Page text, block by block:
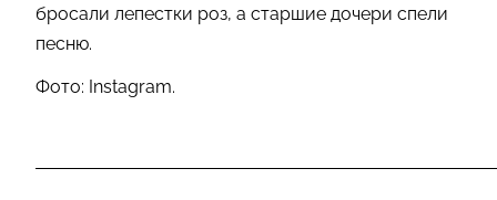
бросали лепестки роз, а старшие дочери спели
песню.
Фото: Instagram.